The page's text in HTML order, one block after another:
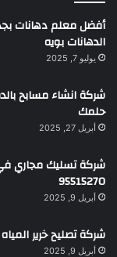
الدهانات بويه
يوليو 7, 2025
شركة انشاء مسابح
حلمك
أبريل 27, 2025
شركة تسليك مجاري
95515270
أبريل 9, 2025
شركة تصليح خرير المياه
أبريل 9, 2025